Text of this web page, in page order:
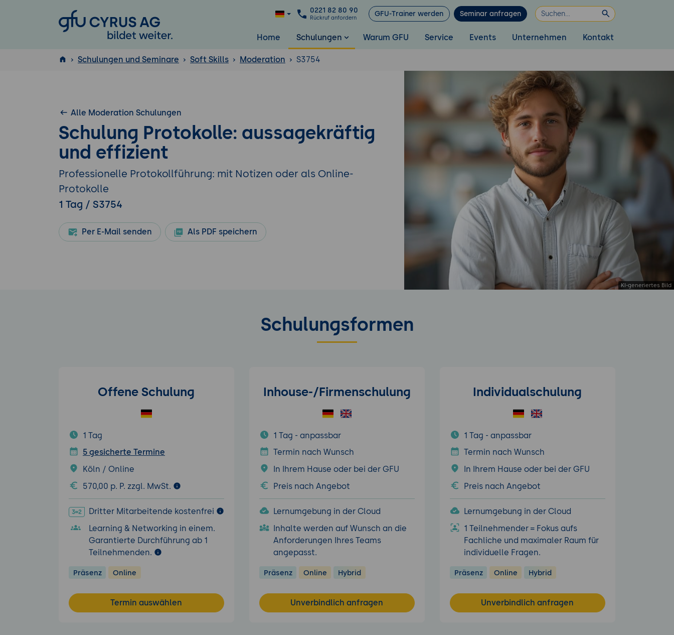
GFU Cyrus AG
0221 82 80 90
Rückruf anfordern GFU-Trainer werden Seminar anfragen
Home Schulungen Warum GFU Service Events Unternehmen Kontakt
ISTQB
Schulungen und Seminare Soft Skills Moderation S3754
Alle Moderation Schulungen
Schulung Protokolle: aussagekräftig
und effizient
Professionelle Protokollführung: mit Notizen oder als Online-
Protokolle
1 Tag / S3754
Per E-Mail senden Als PDF speichern
Schulungsformen
Offene Schulung
1 Tag
5 gesicherte Termine
Köln / Online
570,00 p. P. zzgl. MwSt.
Dritter Mitarbeitende kostenfrei
Learning & Networking in einem.
Garantierte Durchführung ab 1
Teilnehmenden.
Präsenz Online
Termin auswählen
Inhouse-/Firmenschulung
1 Tag - anpassbar
Termin nach Wunsch
In Ihrem Hause oder bei der GFU
Preis nach Angebot
Lernumgebung in der Cloud
Inhalte werden auf Wunsch an die
Anforderungen Ihres Teams
angepasst.
Präsenz Online Hybrid
Unverbindlich anfragen
Individualschulung
1 Tag - anpassbar
Termin nach Wunsch
In Ihrem Hause oder bei der GFU
Preis nach Angebot
Lernumgebung in der Cloud
1 Teilnehmender = Fokus aufs
Fachliche und maximaler Raum für
individuelle Fragen.
Präsenz Online Hybrid
Unverbindlich anfragen